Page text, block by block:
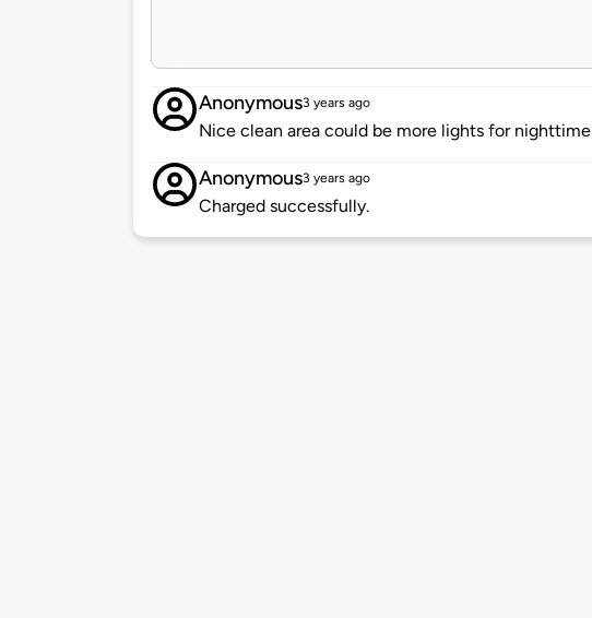
Anonymous3 years ago
Nice clean area could be more lights for nighttime
Anonymous3 years ago
Charged successfully.